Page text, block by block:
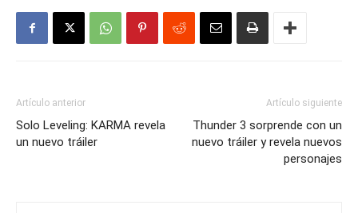
Artículo anterior
Solo Leveling: KARMA revela
un nuevo tráiler
Artículo siguiente
Thunder 3 sorprende con un
nuevo tráiler y revela nuevos
personajes